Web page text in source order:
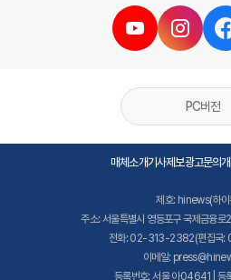
PC버전
매체소개기사제보광고문의
제호: hinews(하이
주소: 서울특별시 영등포구 국제금융
전화: 02-313-2382(편집
이메일:
등록번호: 서울,아04641 | 등